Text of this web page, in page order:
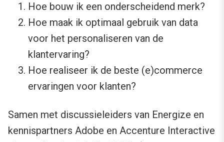
Hoe bouw ik een onderscheidend merk?
Hoe maak ik optimaal gebruik van data
voor het personaliseren van de
klantervaring?
Hoe realiseer ik de beste (e)commerce
ervaringen voor klanten?
Samen met discussieleiders van Energize en
kennispartners Adobe en Accenture Interactive